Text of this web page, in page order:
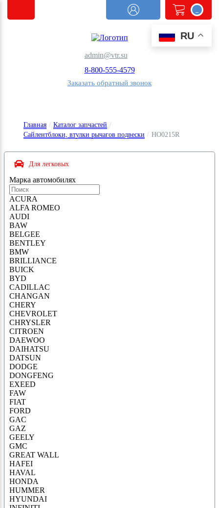
RU
admin@vtr.su
8-800-555-4579
Заказать обратный звонок
Главная / Каталог запчастей /
Сайлентблоки, втулки рычагов подвески / HO0215R
Для легковых
Марка автомобиляx
ACURA
ALFA ROMEO
AUDI
BAW
BELGEE
BENTLEY
BMW
BRILLIANCE
BUICK
BYD
CADILLAC
CHANGAN
CHERY
CHEVROLET
CHRYSLER
CITROEN
DAEWOO
DAIHATSU
DATSUN
DODGE
DONGFENG
EXEED
FAW
FIAT
FORD
GAC
GAZ
GEELY
GMC
GREAT WALL
HAFEI
HAVAL
HONDA
HUMMER
HYUNDAI